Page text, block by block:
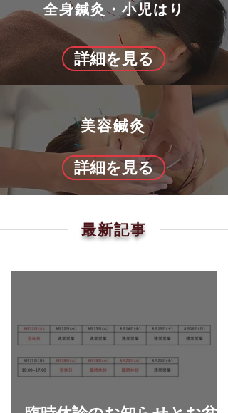
​全身鍼灸・小児はり
詳細を見る
​美容鍼灸
詳細を見る
最新記事